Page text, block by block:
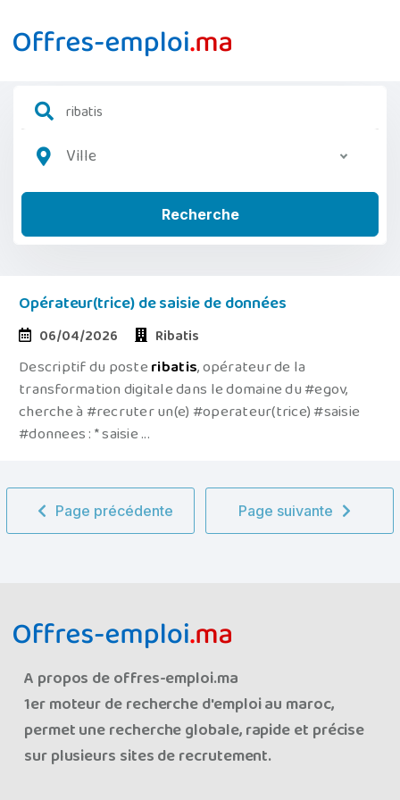
Ville
Recherche
Opérateur(trice) de saisie de données
06/04/2026 Ribatis
Descriptif du posteribatis, opérateur de la
transformation digitale dans le domaine du #egov,
cherche à #recruter un(e) #operateur(trice) #saisie
#donnees : * saisie ...
Page précédente Page suivante
A propos de offres-emploi.ma
1er moteur de recherche d'emploi au maroc,
permet une recherche globale, rapide et précise
sur plusieurs sites de recrutement.